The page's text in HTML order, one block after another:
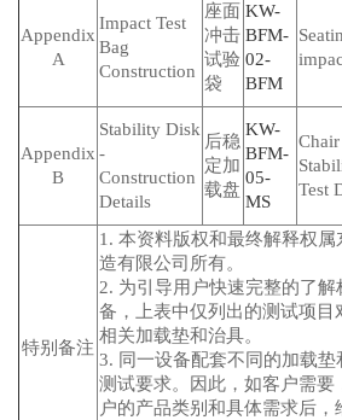
Appendix
A
Impact Test
Bag
Construction
座面
冲击
试验
袋
KW-
BFM-
02-
BFM
Appendix
B
Stability Disk
-
Construction
Details
后稳
定加
载盘
KW-
BFM-
05-
MS
Test
特别备注
1. 本资料版权和最终解释权属
造有限公司所有。
2. 为引导用户快速完整的了
备，上表中仅列出的测试项目
相关加载垫和治具。
3. 同一设备配套不同的加载
测试要求。因此，如客户需要
户的产品类别和具体需求后